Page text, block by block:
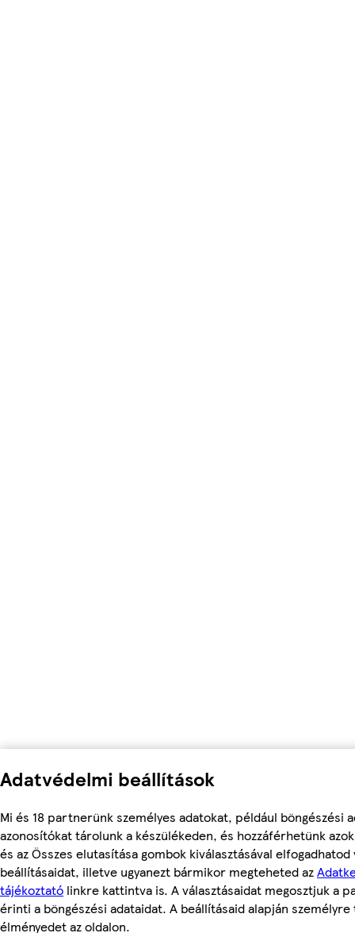
Adatvédelmi beállítások
Mi és 18 partnerünk személyes adatokat, például böngészési
azonosítókat tárolunk a készülékeden, és hozzáférhetünk
és az Összes elutasítása gombok kiválasztásával
beállításaidat, illetve ugyanezt bármikor megteheted az
tájékoztató linkre kattintva is. A választásaidat megosztjuk a
érinti a böngészési adataidat. A beállításaid alapján
élményedet az oldalon.